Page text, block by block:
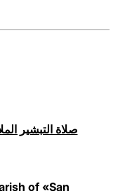
صلاة التبشير الملائكي 14 ديسمبر /
of «San